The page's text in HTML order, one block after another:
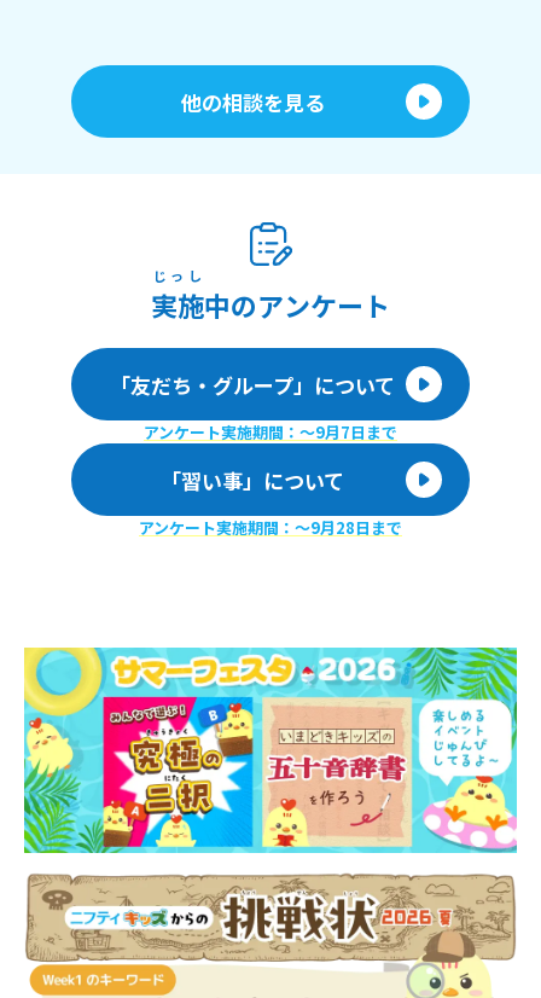
他の相談を見る
実施
じっし
中のアンケート
「友だち・グループ」について
アンケート実施期間：〜9月7日まで
「習い事」について
アンケート実施期間：〜9月28日まで